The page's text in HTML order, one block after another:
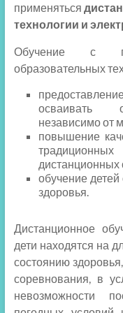
Рабочая
деятельности
визуально-
искусств" 7 кл
деятельности
"Английский с
кл 2023г.
Рабочая
деятельности
она - вмесе
2023г.
Рабочая
деятельности
кл 2023г.
деятельности
применяться
технологии и
Обучение с
образовательных
осваивать
независимо от
повышение
дистанционных
обучение
здоровья.
Дистанционное
дети находятся на
состоянию
соревнования, в
невозможности